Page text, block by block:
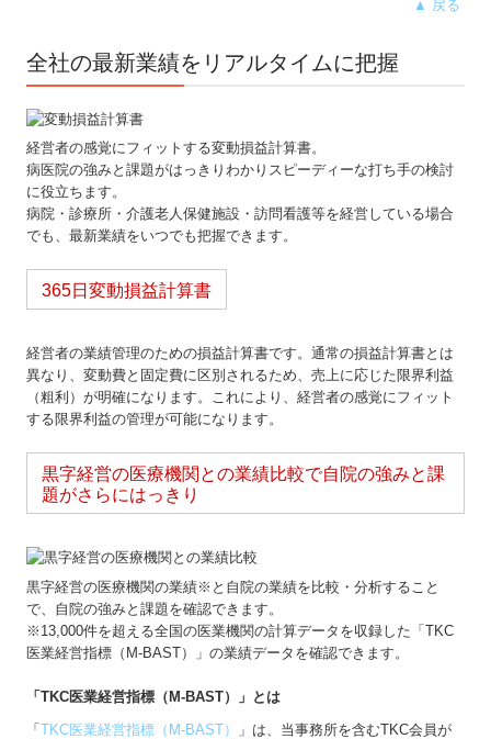
▲ 戻る
全社の最新業績をリアルタイムに把握
経営者の感覚にフィットする変動損益計算書。
病医院の強みと課題がはっきりわかりスピーディーな打ち手の検討
に役立ちます。
病院・診療所・介護老人保健施設・訪問看護等を経営している場合
でも、最新業績をいつでも把握できます。
365日変動損益計算書
経営者の業績管理のための損益計算書です。通常の損益計算書とは
異なり、変動費と固定費に区別されるため、売上に応じた限界利益
（粗利）が明確になります。これにより、経営者の感覚にフィット
する限界利益の管理が可能になります。
黒字経営の医療機関との業績比較で自院の強みと課
題がさらにはっきり
黒字経営の医療機関の業績※と自院の業績を比較・分析すること
で、自院の強みと課題を確認できます。
※13,000件を超える全国の医業機関の計算データを収録した「TKC
医業経営指標（M-BAST）」の業績データを確認できます。
「TKC医業経営指標（M-BAST）」とは
「TKC医業経営指標（M-BAST）
」は、当事務所を含むTKC会員が